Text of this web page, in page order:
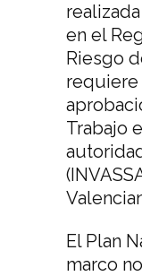
en el
Riesgo
requiere
Trabajo
El Plan
marco